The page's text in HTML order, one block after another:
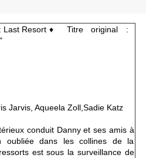
♦ Titre original :
Jarvis, Aqueela Zoll,Sadie Katz
conduit Danny et ses amis à
oubliée dans les collines de la
est sous la surveillance de